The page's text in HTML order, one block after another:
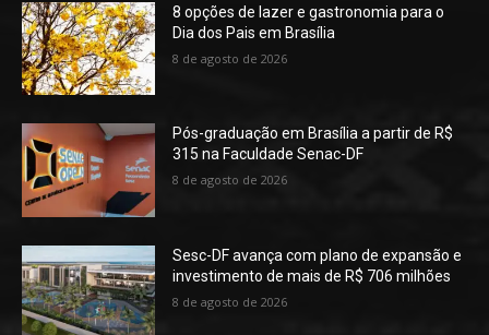
8 opções de lazer e gastronomia para o
Dia dos Pais em Brasília
8 de agosto de 2026
Pós-graduação em Brasília a partir de R$
315 na Faculdade Senac-DF
8 de agosto de 2026
Sesc-DF avança com plano de expansão e
investimento de mais de R$ 706 milhões
8 de agosto de 2026